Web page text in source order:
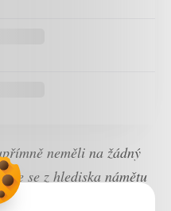
neměli na žádný
se z hlediska námětu